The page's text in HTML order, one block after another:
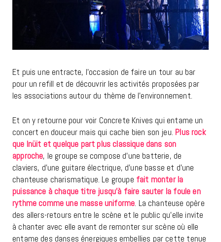
Et puis une entracte, l’occasion de faire un tour au bar
pour un refill et de découvrir les activités proposées par
les associations autour du thème de l’environnement.
Et on y retourne pour voir Concrete Knives qui entame un
concert en douceur mais qui cache bien son jeu. Plus rock
que Inüit et quelque part plus classique dans son
approche, le groupe se compose d’une batterie, de
claviers, d’une guitare électrique, d’une basse et d’une
chanteuse charismatique. Le groupe fait monter la
puissance à chaque titre jusqu’à faire sauter la foule en
rythme comme une masse uniforme. La chanteuse opère
des allers-retours entre le scène et le public qu’elle invite
à chanter avec elle avant de remonter sur scène où elle
entame des danses énergiques embellies par cette tenue